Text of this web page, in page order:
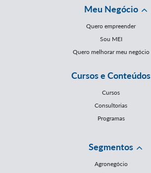
Meu Negócio
Quero empreender
Sou MEI
Quero melhorar meu negócio
Cursos e Conteúdos
Cursos
Consultorias
Programas
Segmentos
Agronegócio